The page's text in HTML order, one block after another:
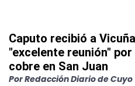
Caputo recibió a
"excelente reunión"
cobre en San Juan
PorRedacción Diario de Cuyo